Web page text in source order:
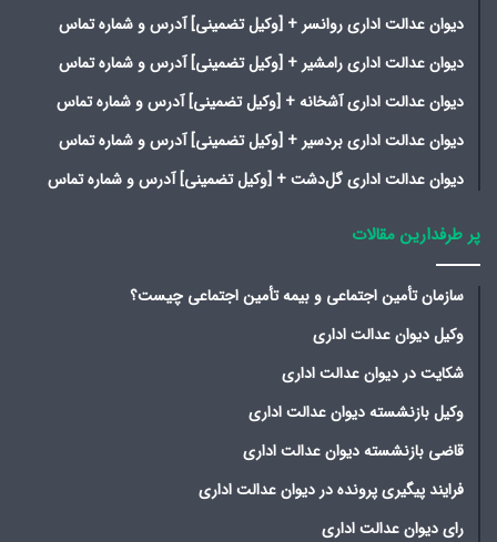
دیوان عدالت اداری روانسر + [وکیل تضمینی] آدرس و شماره تماس
دیوان عدالت اداری رامشیر + [وکیل تضمینی] آدرس و شماره تماس
دیوان عدالت اداری آشخانه + [وکیل تضمینی] آدرس و شماره تماس
دیوان عدالت اداری بردسیر + [وکیل تضمینی] آدرس و شماره تماس
دیوان عدالت اداری گل‌دشت + [وکیل تضمینی] آدرس و شماره تماس
پر طرفدارین مقالات
سازمان تأمین اجتماعی و بیمه تأمین اجتماعی چیست؟
وکیل دیوان عدالت اداری
شکایت در دیوان عدالت اداری
وکیل بازنشسته دیوان عدالت اداری
قاضی بازنشسته دیوان عدالت اداری
فرایند پیگیری پرونده در دیوان عدالت اداری
رای دیوان عدالت اداری